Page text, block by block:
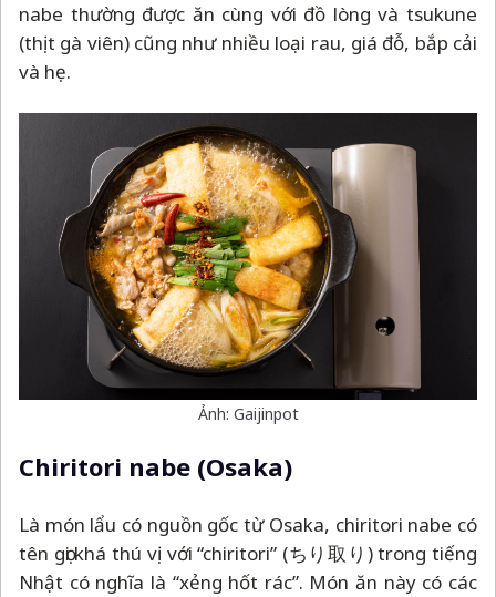
nabe thường được ăn cùng với đồ lòng và tsukune
(thịt gà viên) cũng như nhiều loại rau, giá đỗ, bắp cải
và hẹ.
Ảnh: Gaijinpot
Chiritori nabe (Osaka)
Là món lẩu có nguồn gốc từ Osaka, chiritori nabe có
tên gọi khá thú vị với “chiritori” (ちり取り) trong tiếng
Nhật có nghĩa là “xẻng hốt rác”. Món ăn này có các